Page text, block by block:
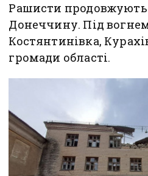
Рашисти продовжують
Донеччину. Під
Костянтинівка,
громади області.